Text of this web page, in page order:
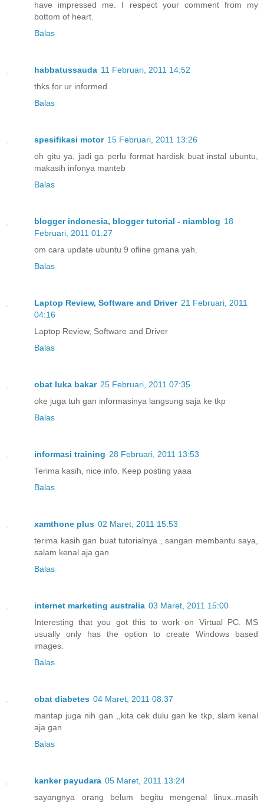
have impressed me. I respect your comment from my
bottom of heart.
Balas
habbatussauda 11 Februari, 2011 14:52
thks for ur informed
Balas
spesifikasi motor 15 Februari, 2011 13:26
oh gitu ya, jadi ga perlu format hardisk buat instal ubuntu,
makasih infonya manteb
Balas
blogger indonesia, blogger tutorial - niamblog 18
Februari, 2011 01:27
om cara update ubuntu 9 ofline gmana yah.
Balas
Laptop Review, Software and Driver 21 Februari, 2011
04:16
Laptop Review, Software and Driver
Balas
obat luka bakar 25 Februari, 2011 07:35
oke juga tuh gan informasinya langsung saja ke tkp
Balas
informasi training 28 Februari, 2011 13:53
Terima kasih, nice info. Keep posting yaaa
Balas
xamthone plus 02 Maret, 2011 15:53
terima kasih gan buat tutorialnya , sangan membantu saya,
salam kenal aja gan
Balas
internet marketing australia 03 Maret, 2011 15:00
Interesting that you got this to work on Virtual PC. MS
usually only has the option to create Windows based
images.
Balas
obat diabetes 04 Maret, 2011 08:37
mantap juga nih gan ,,kita cek dulu gan ke tkp, slam kenal
aja gan
Balas
kanker payudara 05 Maret, 2011 13:24
sayangnya orang belum begitu mengenal linux..masih